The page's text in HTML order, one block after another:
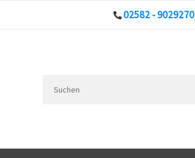
02582 - 9029270